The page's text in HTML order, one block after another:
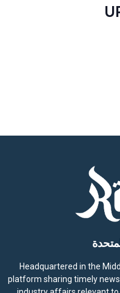
Headquartered in the
platform sharing timely